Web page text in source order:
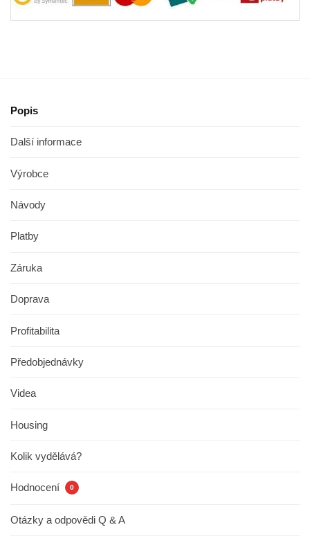
Popis
Další informace
Výrobce
Návody
Platby
Záruka
Doprava
Profitabilita
Předobjednávky
Videa
Housing
Kolik vydělává?
Hodnocení 0
Otázky a odpovědi Q & A